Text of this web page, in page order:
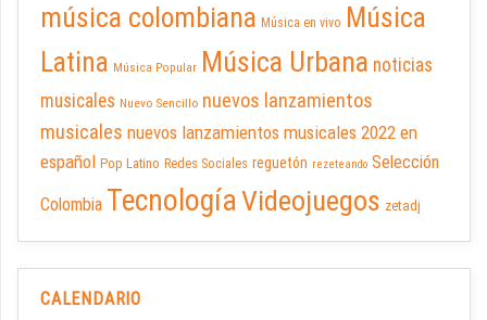
música colombiana Música en vivo Música
Latina Música Popular Música Urbana noticias
musicales Nuevo Sencillo nuevos lanzamientos
musicales nuevos lanzamientos musicales 2022 en
español Pop Latino Redes Sociales reguetón rezeteando Selección
Colombia TecnologíaVideojuegos zetadj
CALENDARIO